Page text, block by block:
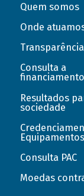
Quem somos
Onde
Transparência
Consulta a
Resultados
sociedade
Equipamentos
Consulta PAC
Moedas